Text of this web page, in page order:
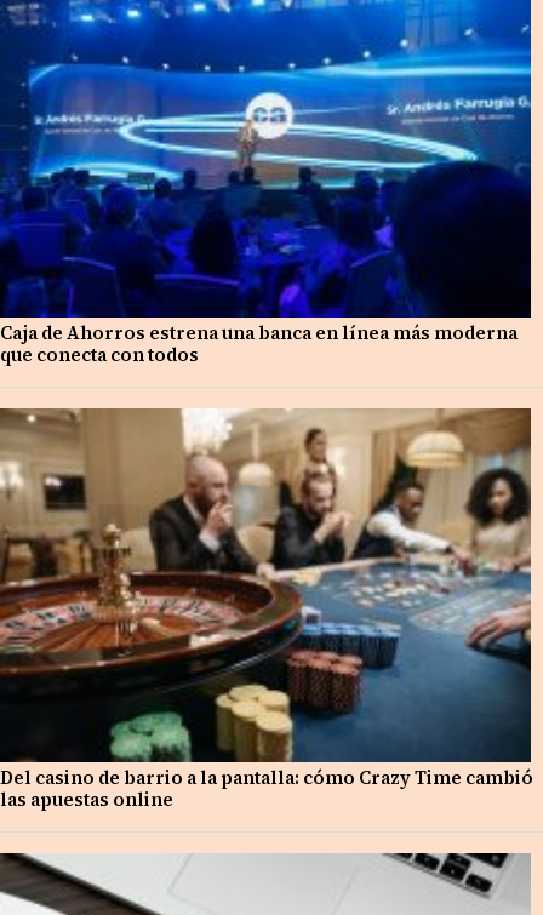
Caja de Ahorros estrena una banca en línea más moderna
que conecta con todos
Del casino de barrio a la pantalla: cómo Crazy Time cambió
las apuestas online